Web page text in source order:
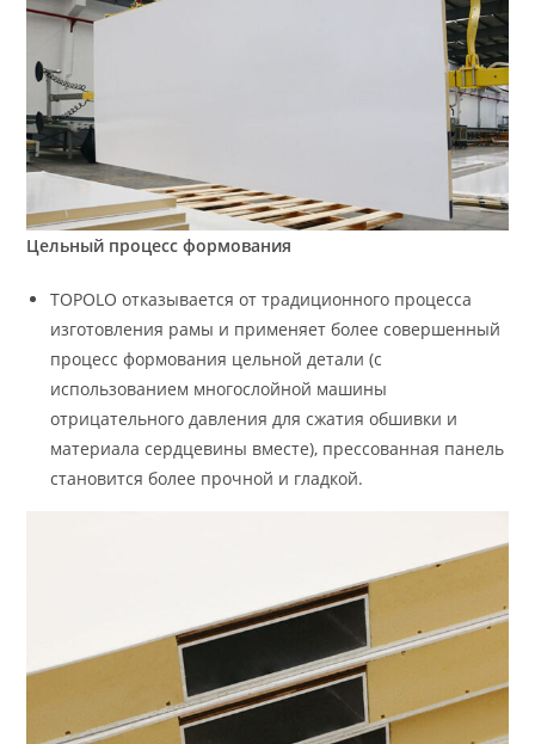
Цельный процесс формования
TOPOLO отказывается от традиционного процесса
изготовления рамы и применяет более совершенный
процесс формования цельной детали (с
использованием многослойной машины
отрицательного давления для сжатия обшивки и
материала сердцевины вместе), прессованная панель
становится более прочной и гладкой.